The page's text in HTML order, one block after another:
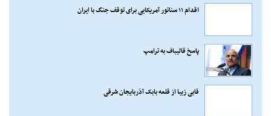
اقدام ۱۱ سناتور آمریکایی برای توقف جنگ با ایران
پاسخ قالیباف به ترامپ
قابی زیبا از قلعه بابک آذربایجان شرقی